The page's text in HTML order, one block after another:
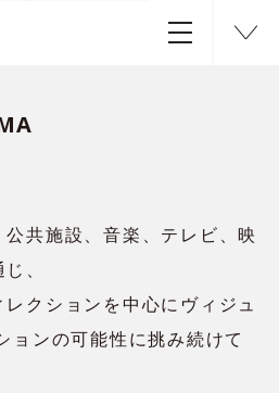
共施設、音楽、テレビ、映
、
クションを中心にヴィジュ
ョンの可能性に挑み続けて